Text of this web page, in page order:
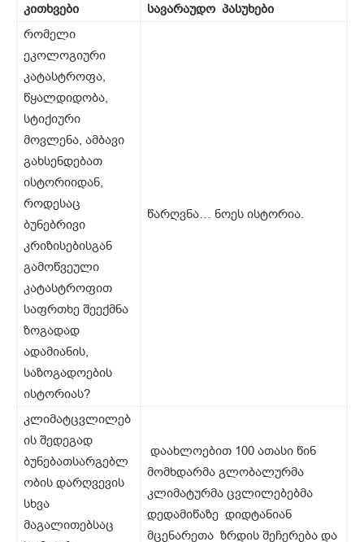
კითხვები
სავარაუდო პასუხები
რომელი
ეკოლოგიური
კატასტროფა,
წყალდიდობა,
სტიქიური
მოვლენა, ამბავი
გახსენდებათ
ისტორიიდან,
როდესაც
ბუნებრივი
კრიზისებისგან
გამოწვეული
კატასტროფით
საფრთხე შეექმნა
ზოგადად
ადამიანის,
საზოგადოების
ისტორიას?
წარღვნა… ნოეს ისტორია.
კლიმატცვლილებ
ის შედეგად
ბუნებათსარგებლ
ობის დარღვევის
სხვა
მაგალითებსაც
დაახლოებით 100 ათასი წინ
მომხდარმა გლობალურმა
კლიმატურმა ცვლილებებმა
დედამიწაზე დიდტანიან
მცენარეთა ზრდის შეჩერება და